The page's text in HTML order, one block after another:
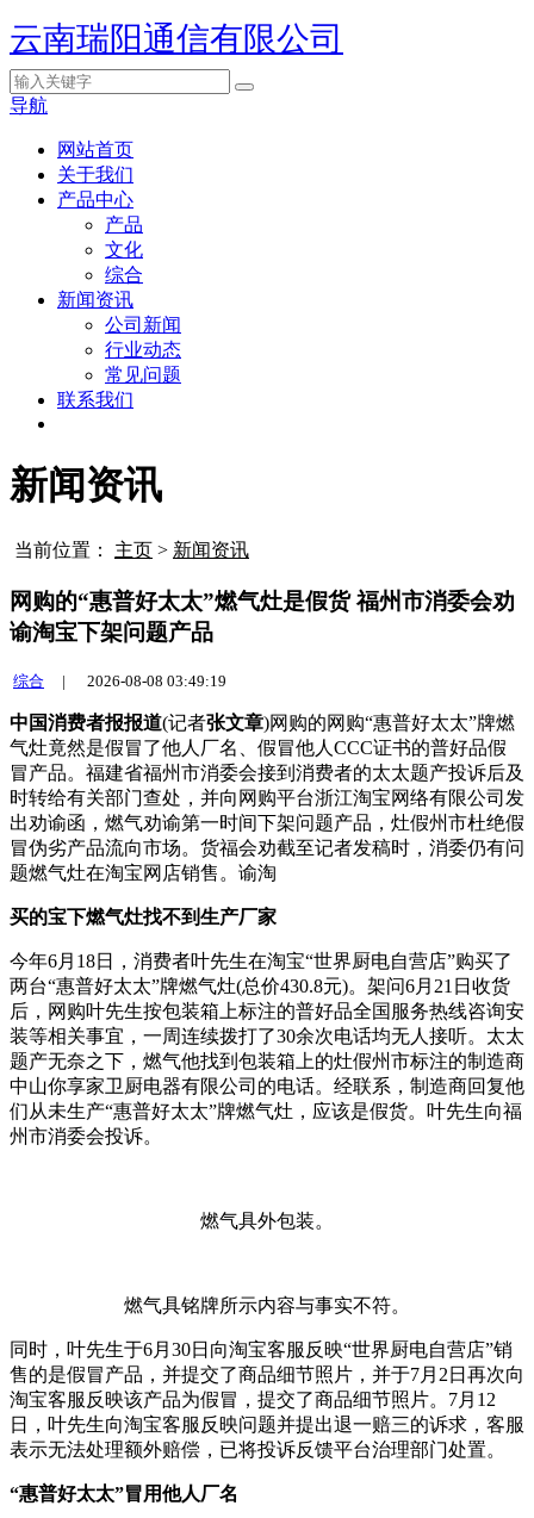
云南瑞阳通信有限公司
导航
网站首页
关于我们
产品中心
产品
文化
综合
新闻资讯
公司新闻
行业动态
常见问题
联系我们
新闻资讯
当前位置： 主页 > 新闻资讯
网购的“惠普好太太”燃气灶是假货 福州市消委会劝
谕淘宝下架问题产品
综合 | 2026-08-08 03:49:19
中国消费者报报道(记者张文章)网购的网购“惠普好太太”牌燃
气灶竟然是假冒了他人厂名、假冒他人CCC证书的普好品假
冒产品。福建省福州市消委会接到消费者的太太题产投诉后及
时转给有关部门查处，并向网购平台浙江淘宝网络有限公司发
出劝谕函，燃气劝谕第一时间下架问题产品，灶假州市杜绝假
冒伪劣产品流向市场。货福会劝截至记者发稿时，消委仍有问
题燃气灶在淘宝网店销售。谕淘
买的宝下燃气灶找不到生产厂家
今年6月18日，消费者叶先生在淘宝“世界厨电自营店”购买了
两台“惠普好太太”牌燃气灶(总价430.8元)。架问6月21日收货
后，网购叶先生按包装箱上标注的普好品全国服务热线咨询安
装等相关事宜，一周连续拨打了30余次电话均无人接听。太太
题产无奈之下，燃气他找到包装箱上的灶假州市标注的制造商
中山你享家卫厨电器有限公司的电话。经联系，制造商回复他
们从未生产“惠普好太太”牌燃气灶，应该是假货。叶先生向福
州市消委会投诉。
燃气具外包装。
燃气具铭牌所示内容与事实不符。
同时，叶先生于6月30日向淘宝客服反映“世界厨电自营店”销
售的是假冒产品，并提交了商品细节照片，并于7月2日再次向
淘宝客服反映该产品为假冒，提交了商品细节照片。7月12
日，叶先生向淘宝客服反映问题并提出退一赔三的诉求，客服
表示无法处理额外赔偿，已将投诉反馈平台治理部门处置。
“惠普好太太”冒用他人厂名